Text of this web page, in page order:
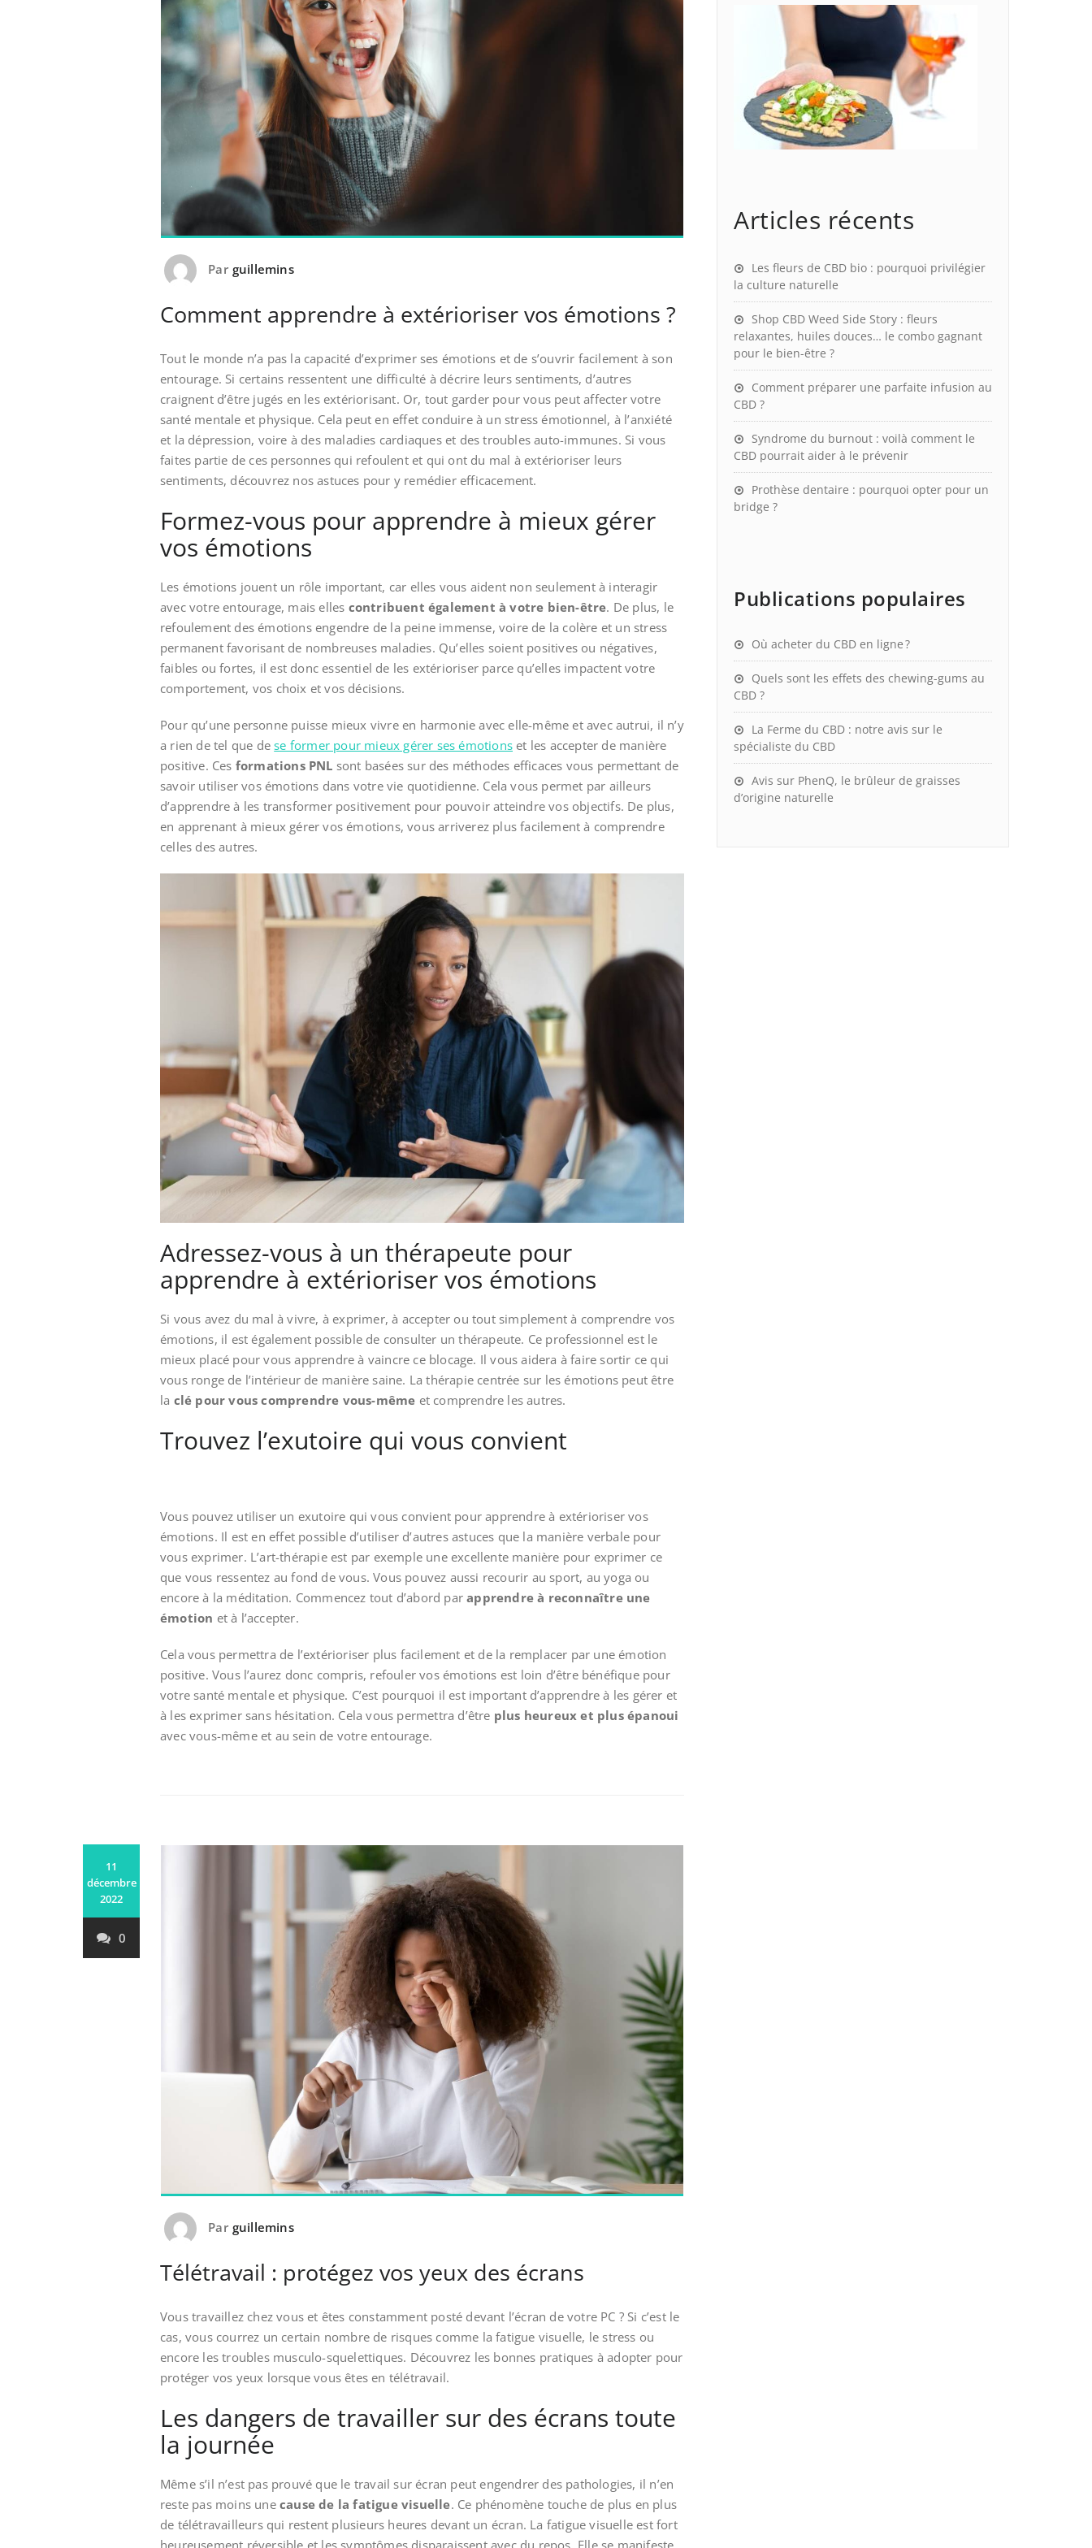
Par guillemins
Comment apprendre à extérioriser vos émotions ?
Tout le monde n’a pas la capacité d’exprimer ses émotions et de s’ouvrir facilement à son
entourage. Si certains ressentent une difficulté à décrire leurs sentiments, d’autres
craignent d’être jugés en les extériorisant. Or, tout garder pour vous peut affecter votre
santé mentale et physique. Cela peut en effet conduire à un stress émotionnel, à l’anxiété
et la dépression, voire à des maladies cardiaques et des troubles auto-immunes. Si vous
faites partie de ces personnes qui refoulent et qui ont du mal à extérioriser leurs
sentiments, découvrez nos astuces pour y remédier efficacement.
Formez-vous pour apprendre à mieux gérer
vos émotions
Les émotions jouent un rôle important, car elles vous aident non seulement à interagir
avec votre entourage, mais elles contribuent également à votre bien-être. De plus, le
refoulement des émotions engendre de la peine immense, voire de la colère et un stress
permanent favorisant de nombreuses maladies. Qu’elles soient positives ou négatives,
faibles ou fortes, il est donc essentiel de les extérioriser parce qu’elles impactent votre
comportement, vos choix et vos décisions.
Pour qu’une personne puisse mieux vivre en harmonie avec elle-même et avec autrui, il n’y
a rien de tel que dese former pour mieux gérer ses émotions et les accepter de manière
positive. Ces formations PNL sont basées sur des méthodes efficaces vous permettant de
savoir utiliser vos émotions dans votre vie quotidienne. Cela vous permet par ailleurs
d’apprendre à les transformer positivement pour pouvoir atteindre vos objectifs. De plus,
en apprenant à mieux gérer vos émotions, vous arriverez plus facilement à comprendre
celles des autres.
Adressez-vous à un thérapeute pour
apprendre à extérioriser vos émotions
Si vous avez du mal à vivre, à exprimer, à accepter ou tout simplement à comprendre vos
émotions, il est également possible de consulter un thérapeute. Ce professionnel est le
mieux placé pour vous apprendre à vaincre ce blocage. Il vous aidera à faire sortir ce qui
vous ronge de l’intérieur de manière saine. La thérapie centrée sur les émotions peut être
la clé pour vous comprendre vous-même et comprendre les autres.
Trouvez l’exutoire qui vous convient
Vous pouvez utiliser un exutoire qui vous convient pour apprendre à extérioriser vos
émotions. Il est en effet possible d’utiliser d’autres astuces que la manière verbale pour
vous exprimer. L’art-thérapie est par exemple une excellente manière pour exprimer ce
que vous ressentez au fond de vous. Vous pouvez aussi recourir au sport, au yoga ou
encore à la méditation. Commencez tout d’abord parapprendre à reconnaître une
émotion et à l’accepter.
Cela vous permettra de l’extérioriser plus facilement et de la remplacer par une émotion
positive. Vous l’aurez donc compris, refouler vos émotions est loin d’être bénéfique pour
votre santé mentale et physique. C’est pourquoi il est important d’apprendre à les gérer et
à les exprimer sans hésitation. Cela vous permettra d’être plus heureux et plus épanoui
avec vous-même et au sein de votre entourage.
11
décembre
2022
0
Par guillemins
Télétravail : protégez vos yeux des écrans
Vous travaillez chez vous et êtes constamment posté devant l’écran de votre PC ? Si c’est le
cas, vous courrez un certain nombre de risques comme la fatigue visuelle, le stress ou
encore les troubles musculo-squelettiques. Découvrez les bonnes pratiques à adopter pour
protéger vos yeux lorsque vous êtes en télétravail.
Les dangers de travailler sur des écrans toute
la journée
Même s’il n’est pas prouvé que le travail sur écran peut engendrer des pathologies, il n’en
reste pas moins une cause de la fatigue visuelle. Ce phénomène touche de plus en plus
de télétravailleurs qui restent plusieurs heures devant un écran. La fatigue visuelle est fort
heureusement réversible et les symptômes disparaissent avec du repos. Elle se manifeste
Articles récents
Les fleurs de CBD bio : pourquoi privilégier
la culture naturelle
Shop CBD Weed Side Story : fleurs
relaxantes, huiles douces… le combo gagnant
pour le bien-être ?
Comment préparer une parfaite infusion au
CBD ?
Syndrome du burnout : voilà comment le
CBD pourrait aider à le prévenir
Prothèse dentaire : pourquoi opter pour un
bridge ?
Publications populaires
Où acheter du CBD en ligne ?
Quels sont les effets des chewing-gums au
CBD ?
La Ferme du CBD : notre avis sur le
spécialiste du CBD
Avis sur PhenQ, le brûleur de graisses
d’origine naturelle